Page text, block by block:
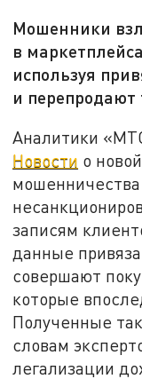
Мошенники
в
используя
и перепродают
Аналитики
Новости о
записям
данные
совершают
которые
Полученные
словам
легализации